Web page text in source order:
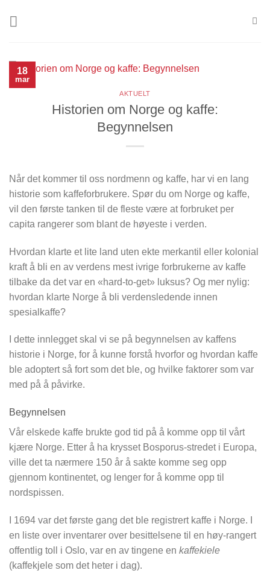
18
mar
AKTUELT
Historien om Norge og kaffe:
Begynnelsen
Når det kommer til oss nordmenn og kaffe, har vi en lang
historie som kaffeforbrukere. Spør du om Norge og kaffe,
vil den første tanken til de fleste være at forbruket per
capita rangerer som blant de høyeste i verden.
Hvordan klarte et lite land uten ekte merkantil eller kolonial
kraft å bli en av verdens mest ivrige forbrukerne av kaffe
tilbake da det var en «hard-to-get» luksus? Og mer nylig:
hvordan klarte Norge å bli verdensledende innen
spesialkaffe?
I dette innlegget skal vi se på begynnelsen av kaffens
historie i Norge, for å kunne forstå hvorfor og hvordan kaffe
ble adoptert så fort som det ble, og hvilke faktorer som var
med på å påvirke.
Begynnelsen
Vår elskede kaffe brukte god tid på å komme opp til vårt
kjære Norge. Etter å ha krysset Bosporus-stredet i Europa,
ville det ta nærmere 150 år å sakte komme seg opp
gjennom kontinentet, og lenger for å komme opp til
nordspissen.
I 1694 var det første gang det ble registrert kaffe i Norge. I
en liste over inventarer over besittelsene til en høy-rangert
offentlig toll i Oslo, var en av tingene en kaffekiele
(kaffekjele som det heter i dag).